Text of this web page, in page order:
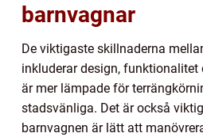
barnvagnar
De viktigaste skillnaderna
inkluderar design, funktionalitet
är mer lämpade för
stadsvänliga. Det är också
barnvagnen är lätt att